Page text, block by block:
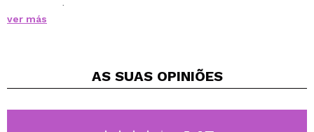
conteúdo é de 100 ml e rosa. Não compostos com
peróxido. Para garantir que a cor é conforme o
cabelo pre-aclarado ou descorado.
Como usar:
Após lavar os cabelos com o shampoo, seque-o com
ver más
AS SUAS OPINIÕES